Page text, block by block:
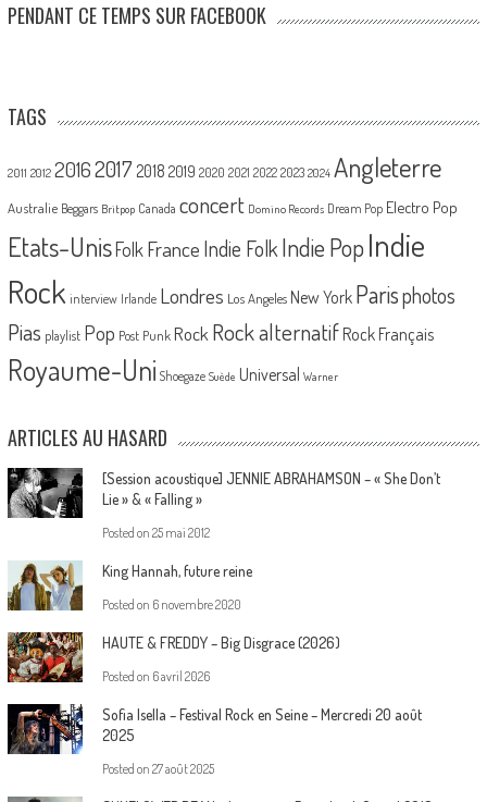
PENDANT CE TEMPS SUR FACEBOOK
TAGS
2011 2012 20162017 2018 2019 2020 2021 2022 2023 2024 Angleterre
Australie Beggars Britpop Canada concert Domino Records Dream Pop Electro Pop
Etats-UnisFolk France Indie FolkIndie PopIndie
Rock interview Irlande Londres Los Angeles New York Parisphotos
Pias playlist Pop Post Punk Rock Rock alternatif Rock Français
Royaume-Uni Shoegaze Suède Universal Warner
ARTICLES AU HASARD
[Session acoustique] JENNIE ABRAHAMSON – « She Don’t
Lie » & « Falling »
Posted on 25 mai 2012
King Hannah, future reine
Posted on 6 novembre 2020
HAUTE & FREDDY – Big Disgrace (2026)
Posted on 6 avril 2026
Sofia Isella – Festival Rock en Seine – Mercredi 20 août
2025
Posted on 27 août 2025